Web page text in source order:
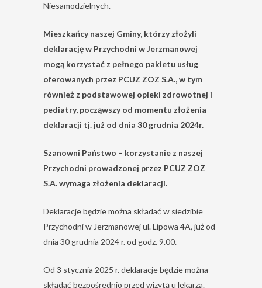
Niesamodzielnych.
Mieszkańcy naszej Gminy, którzy złożyli
deklarację w Przychodni w Jerzmanowej
mogą korzystać z pełnego pakietu usług
oferowanych przez PCUZ ZOZ S.A., w tym
również z podstawowej opieki zdrowotnej i
pediatry, począwszy od momentu złożenia
deklaracji tj. już od dnia 30 grudnia 2024r.
Szanowni Państwo – korzystanie z naszej
Przychodni prowadzonej przez PCUZ ZOZ
S.A. wymaga złożenia deklaracji.
Deklaracje będzie można składać w siedzibie
Przychodni w Jerzmanowej ul. Lipowa 4A, już od
dnia 30 grudnia 2024 r. od godz. 9.00.
Od 3 stycznia 2025 r. deklaracje będzie można
składać bezpośrednio przed wizytą u lekarza.